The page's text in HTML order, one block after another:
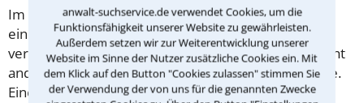
anwalt-suchservice.de verwendet Cookies, um die
Funktionsfähigkeit unserer Website zu gewährleisten.
Außerdem setzen wir zur Weiterentwicklung unserer
Website im Sinne der Nutzer zusätzliche Cookies ein. Mit
dem Klick auf den Button "Cookies zulassen" stimmen Sie
der Verwendung der von uns für die genannten Zwecke
Im Rahmen einer Abmahnung wird immer verlangt,
eine solche Erklärung zu unterzeichnen. Darin
versichert man, es nicht wieder zu tun, und verspricht
anderenfalls die Zahlung einer hohen Vertragsstrafe.
Eine Unterschrift sollte unbedingt nur nach